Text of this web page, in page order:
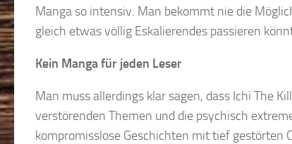
Manga so intensiv. Man bekommt nie die
gleich etwas völlig Eskalierendes passieren
Kein Manga für jeden Leser
Man muss allerdings klar sagen, dass Ichi The
verstörenden Themen und die psychisch
kompromisslose Geschichten mit tief gestörten